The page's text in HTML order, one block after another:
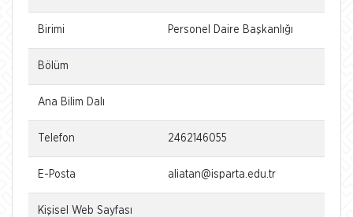
Birimi Personel Daire Başkanlığı
Bölüm
Ana Bilim Dalı
Telefon 2462146055
E-Posta aliatan@isparta.edu.tr
Kişisel Web Sayfası